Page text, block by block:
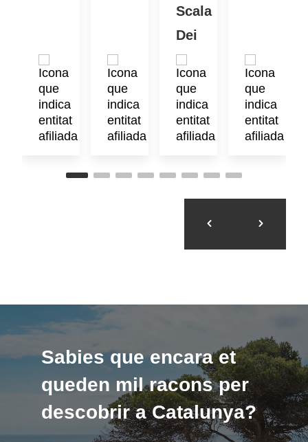
Scala
Dei
Sabies que encara et
queden mil racons per
descobrir a Catalunya?